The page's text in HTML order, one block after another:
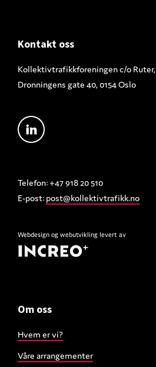
Footer
Kontakt oss
Kollektivtrafikkforeningen c/o Ruter,
Dronningens gate 40, 0154 Oslo
Telefon: +47 918 20 510
E-post: post@kollektivtrafikk.no
Webdesign og webutvikling levert av
Om oss
Hvem er vi?
Våre arrangementer